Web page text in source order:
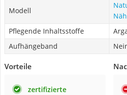
Modell
Pflegende Inhaltsstoffe
Aufhängeband
Vorteile
zertifizierte